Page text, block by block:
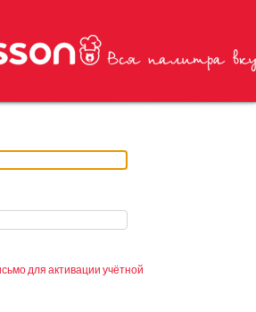
для активации учётной